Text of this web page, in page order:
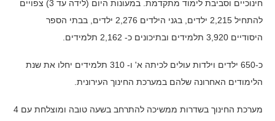
חינוכיים וסביבת לימוד מתקדמת. במעונות היום (לידה עד 3) צפויים
להתחיל 2,215 ילדים, בגני הילדים 2,276 ילדים, בבתי הספר
היסודיים 3,920 תלמידים ובתיכונים כ- 2,162 תלמידים.
כ-650 ילדים וילדות עולים לכיתה א' ו- 310 תלמידים יחלו את שנת
הלימודים האחרונה שלהם במערכת החינוך העירונית.
מערכת החינוך בשדרות ממשיכה להתרחב בשעה טובה ומוצלחת עם 4